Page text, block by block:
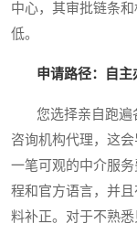
中心，其审批链条
低。
申请路径：自
您选择亲自跑遍
咨询机构代理，这
一笔可观的中介服
程和官方语言，并
料补正。对于不熟